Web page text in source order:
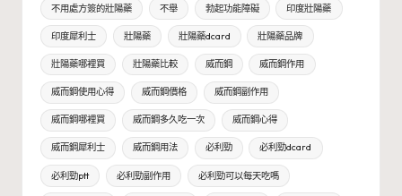
不用處方簽的壯陽藥 不舉 勃起功能障礙 印度壯陽藥
印度犀利士 壯陽藥 壯陽藥dcard 壯陽藥品牌
壯陽藥哪裡買 壯陽藥比較 威而鋼 威而鋼作用
威而鋼使用心得 威而鋼價格 威而鋼副作用
威而鋼哪裡買 威而鋼多久吃一次 威而鋼心得
威而鋼犀利士 威而鋼用法 必利勁 必利勁dcard
必利勁ptt 必利勁副作用 必利勁可以每天吃嗎